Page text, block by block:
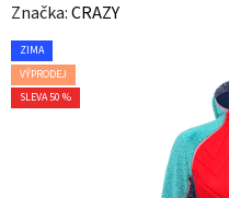
Značka:CRAZY
ZIMA
VÝPRODEJ
SLEVA 50 %